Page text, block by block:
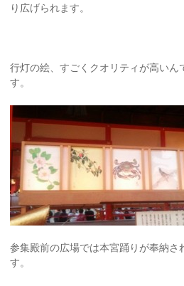
り広げられます。
行灯の絵、すごくクオリティが高い
す。
参集殿前の広場では本宮踊りが奉納さ
す。